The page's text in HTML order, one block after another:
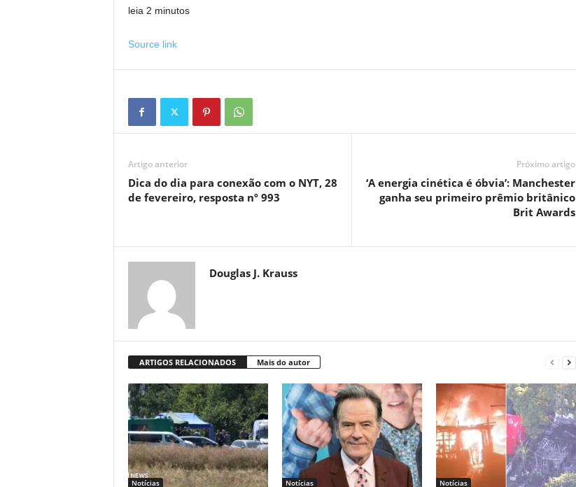
leia 2 minutos
Source link
Artigo anterior
Dica do dia para conexão com o NYT, 28
de fevereiro, resposta nº 993
Próximo artigo
‘A energia cinética é óbvia’: Manchester
ganha seu primeiro prêmio britânico
Brit Awards
Douglas J. Krauss
ARTIGOS RELACIONADOS Mais do autor
Notícias Notícias Notícias